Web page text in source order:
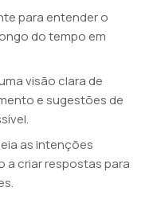
para entender o
do tempo em
visão clara de
e sugestões de
as intenções
a criar respostas para